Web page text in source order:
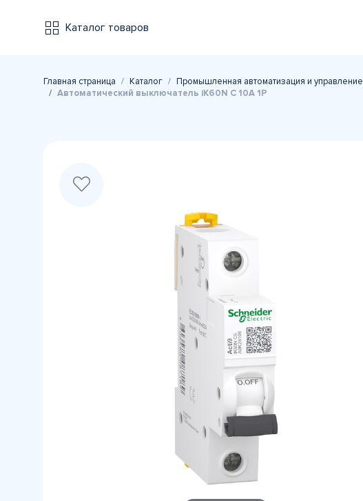
Каталог товаров
Главная страница Каталог Промышленная автоматизация и управление
Автоматический выключатель iK60N C 10A 1P